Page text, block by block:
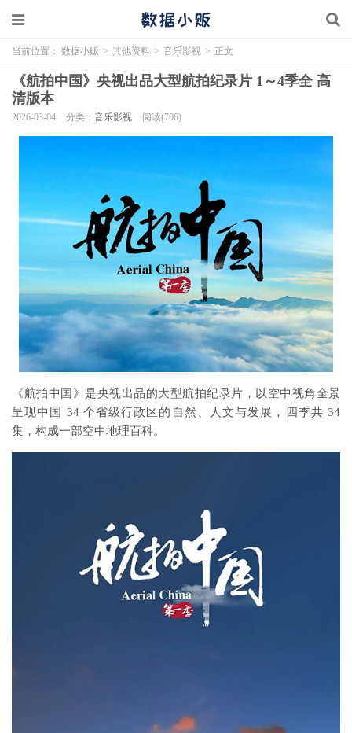
当前位置： 数据小贩 > 其他资料 > 音乐影视 > 正文
《航拍中国》央视出品大型航拍纪录片 1～4季全 高
清版本
2026-03-04 分类： 音乐影视 阅读(706)
《航拍中国》是央视出品的大型航拍纪录片，以空中视角全景
呈现中国 34 个省级行政区的自然、人文与发展，四季共 34
集，构成一部空中地理百科。